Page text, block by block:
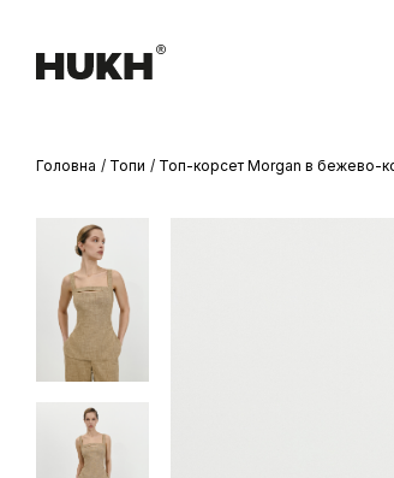
Головна Топи Топ-корсет Morgan в бежево-